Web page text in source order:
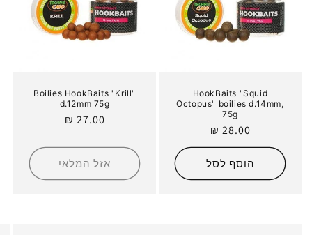
HookBaits "Squid
Octopus" boilies d.14mm,
75g
מחיר
רגיל
28.00 ₪
הוסף לסל
Boilies HookBaits "Krill"
d.12mm 75g
מחיר
27.00 ₪
אזל המלאי